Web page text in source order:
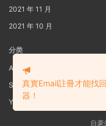
2021 年 11 月
2021 年 10 月
分类
AIG
S3
Yaoi
自
真實Email註冊才能找
器！